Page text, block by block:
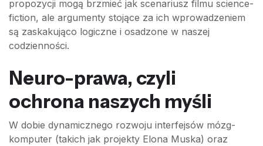
propozycji mogą brzmieć jak scenariusz filmu science-
fiction, ale argumenty stojące za ich wprowadzeniem
są zaskakująco logiczne i osadzone w naszej
codzienności.
Neuro-prawa, czyli
ochrona naszych myśli
W dobie dynamicznego rozwoju interfejsów mózg-
komputer (takich jak projekty Elona Muska) oraz